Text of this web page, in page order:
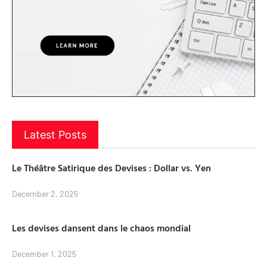
Latest Posts
Le Théâtre Satirique des Devises : Dollar vs. Yen
December 2, 2025
Les devises dansent dans le chaos mondial
December 1, 2025